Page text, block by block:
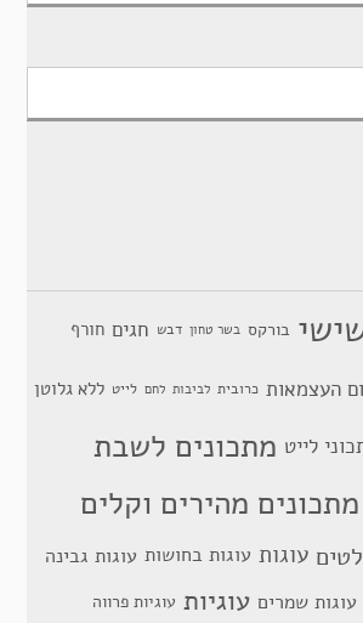
בורקס בשר טחון דבש חגים חורף
העצמאות כרובית לביבות לחם לייט ללא גלוטן
לייט מתכונים לשבת
מתכונים מהירים וקלים
עוגות עוגות בחושות עוגות גבינה
עוגות שמרים עוגיות עוגיות פרווה